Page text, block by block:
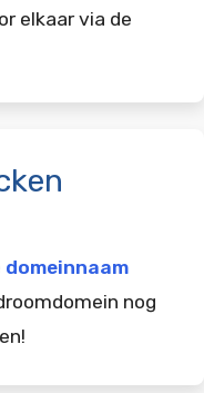
elkaar via de
domeinnaam
nog